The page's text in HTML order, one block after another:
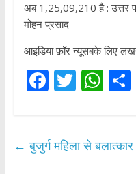
अब 1,25,09,210 है : उत्तर
मोहन प्रसाद
आइडिया फ़ॉर न्यूसबके लिए
F
b
T
er
W
s
S
← बुजुर्ग महिला से